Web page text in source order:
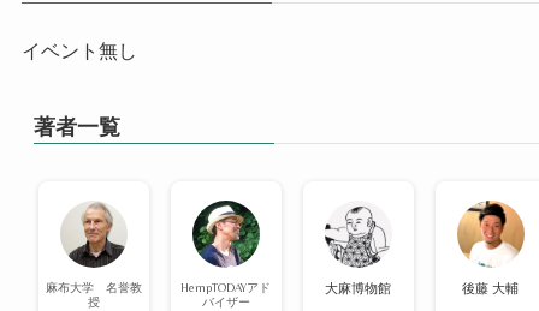
イベント無し
著者一覧
麻布大学 名誉教
授
HempTODAYアド
バイザー
大麻博物館 後藤 大輔